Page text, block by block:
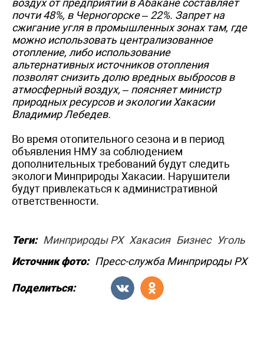
воздух от предприятий в Абакане составляет
почти 48%, в Черногорске – 22%. Запрет на
сжигание угля в промышленных зонах там, где
можно использовать централизованное
отопление, либо использование
альтернативных источников отопления
позволят снизить долю вредных выбросов в
атмосферный воздух, – поясняет министр
природных ресурсов и экологии Хакасии
Владимир Лебедев.
Во время отопительного сезона и в период
объявления НМУ за соблюдением
дополнительных требований будут следить
экологи Минприроды Хакасии. Нарушители
будут привлекаться к административной
ответственности.
Теги: Минприроды РХ Хакасия Бизнес
Уголь
Источник фото: Пресс-служба Минприроды РХ
Поделиться: